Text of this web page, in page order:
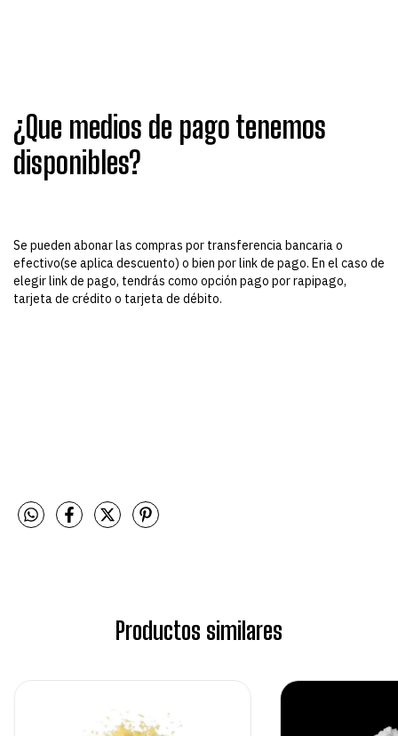
¿Que medios de pago tenemos
disponibles?
Se pueden abonar las compras por transferencia bancaria o
efectivo(se aplica descuento) o bien por link de pago. En el caso de
elegir link de pago, tendrás como opción pago por rapipago,
tarjeta de crédito o tarjeta de débito.
Productos similares